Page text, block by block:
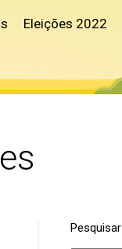
Eleições 2022
Pesquisar